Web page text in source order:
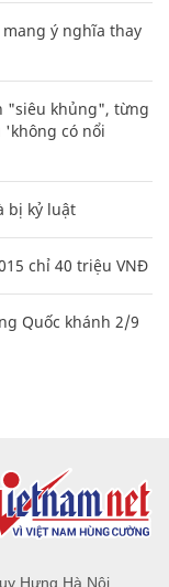
ý nghĩa thay
"siêu khủng", từng
'không có nổi
bị kỷ luật
chỉ 40 triệu VNĐ
Quốc khánh 2/9
Hưng Hà Nội